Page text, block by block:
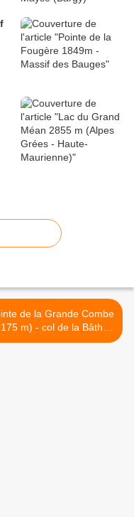
de la Grande Combe
m) - col de la Bâthie
(Beaufortain) >